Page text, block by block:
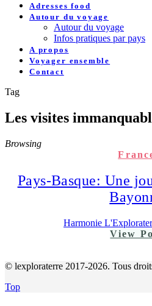
Adresses food
Autour du voyage
Autour du voyage
Infos pratiques par pays
A propos
Voyager ensemble
Contact
Tag
Les visites
Browsing
Pays-Basque: Une
Harmonie
View
© lexploraterre 2017-2026. Tous
Top